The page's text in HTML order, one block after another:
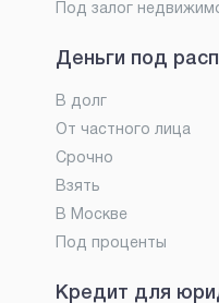
Под залог
Деньги под
В долг
От частного лица
Срочно
Взять
В Москве
Под проценты
Кредит для